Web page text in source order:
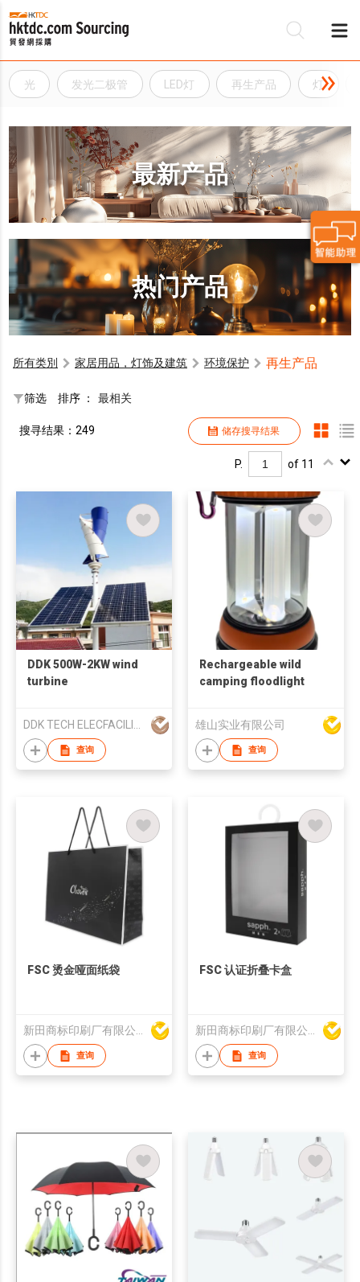
光 发光二极管 LED灯 再生产品 灯
最新产品
热门产品
所有类別 家居用品，灯饰及建筑 环境保护 再生产品
筛选 排序 ： 最相关
储存搜寻结果
搜寻结果：249
P. of 11
DDK 500W-2KW wind
turbine
查询
Rechargeable wild
camping floodlight
雄山实业有限公司
查询
FSC 烫金哑面纸袋
新田商标印刷厂有限公司
查询
FSC 认证折叠卡盒
新田商标印刷厂有限公司
查询